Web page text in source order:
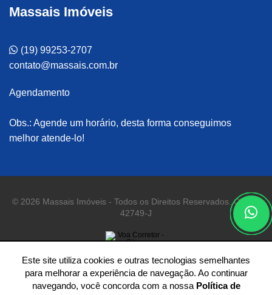
Massais Imóveis
(19) 99253-2707
contato@massais.com.br
Agendamento
Obs.: Agende um horário, desta forma conseguimos
melhor atende-lo!
© 2026 Massais Imóveis - Todos os Direitos Reservados. CRECI
42749-J
Este site utiliza cookies e outras tecnologias semelhantes
para melhorar a experiência de navegação. Ao continuar
navegando, você concorda com a nossa Política de